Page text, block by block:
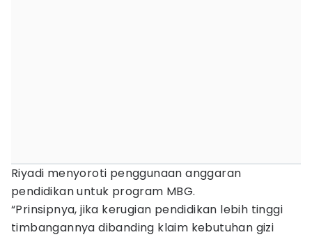
Riyadi menyoroti penggunaan anggaran
pendidikan untuk program MBG.
“Prinsipnya, jika kerugian pendidikan lebih tinggi
timbangannya dibanding klaim kebutuhan gizi